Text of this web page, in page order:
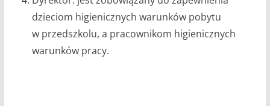
dzieciom higienicznych warunków pobytu
w przedszkolu, a pracownikom higienicznych
warunków pracy.